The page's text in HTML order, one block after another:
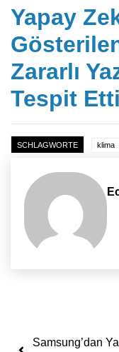
Yapay
Zararlı
Tespit Etti
SCHLAGWORTE klima
Yazı
Samsung’dan